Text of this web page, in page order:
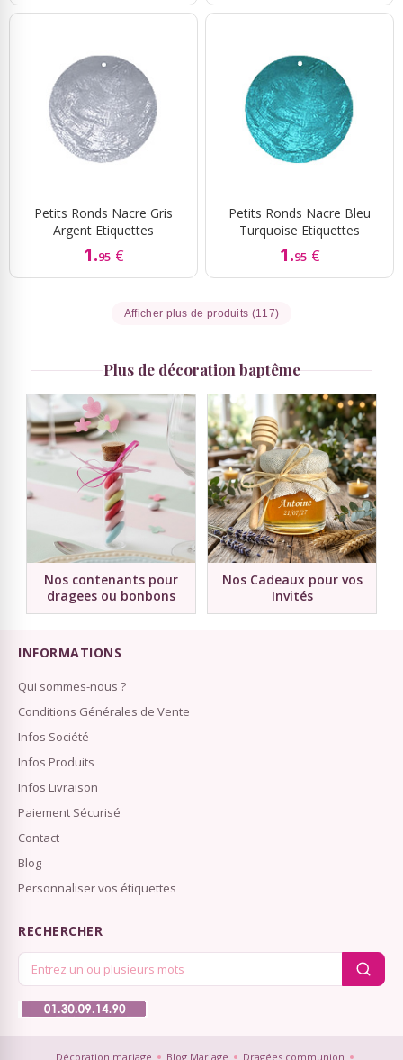
Petits Ronds Nacre Gris
Argent Etiquettes
1.95 €
Petits Ronds Nacre Bleu
Turquoise Etiquettes
1.95 €
Afficher plus de produits (117)
Plus de décoration baptême
Nos contenants pour
dragees ou bonbons
Nos Cadeaux pour vos
Invités
INFORMATIONS
Qui sommes-nous ?
Conditions Générales de Vente
Infos Société
Infos Produits
Infos Livraison
Paiement Sécurisé
Contact
Blog
Personnaliser vos étiquettes
RECHERCHER
Décoration mariage Blog Mariage Dragées communion